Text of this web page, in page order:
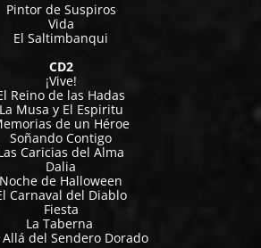
Pintor de Suspiros
Vida
El Saltimbanqui
CD2
¡Vive!
Reino de las Hadas
La Musa y El Espiritu
de un Héroe
Soñando Contigo
Caricias del Alma
Dalia
Noche de Halloween
Carnaval del Diablo
Fiesta
La Taberna
Allá del Sendero Dorado